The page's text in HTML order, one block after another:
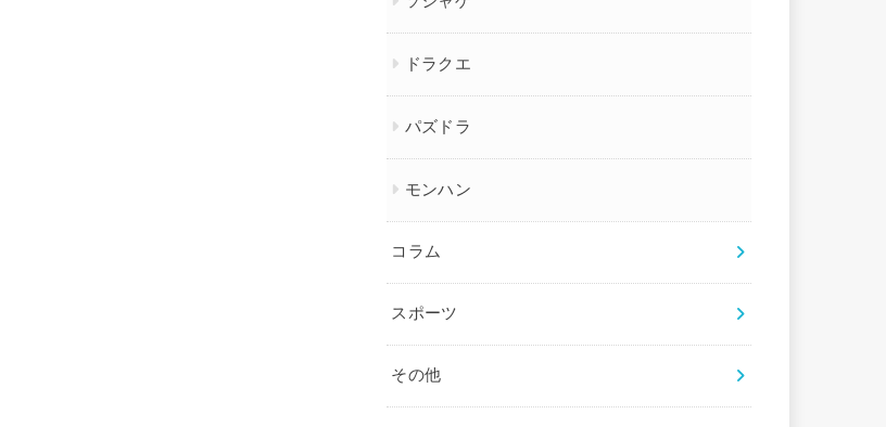
ドラクエ
パズドラ
モンハン
コラム
スポーツ
その他